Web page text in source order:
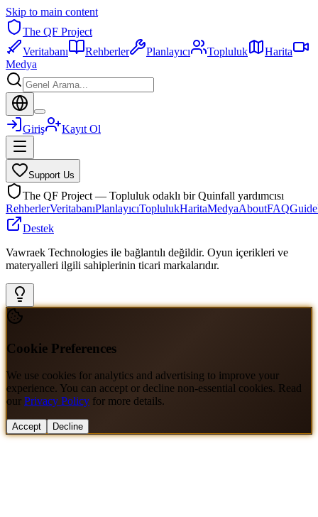
Skip to main content
The QF Project
Veritabanı
Rehberler Planlayıcı Topluluk
Harita
Medya
Giriş Kayıt Ol
Support Us
The QF Project — Topluluk odaklı bir Quinfall yardımcısı
RehberlerVeritabanıPlanlayıcıToplulukHaritaMedyaAboutFAQ
Destek
Vawraek Technologies ile bağlantılı değildir. Oyun içerikleri ve
materyalleri ilgili sahiplerinin ticari markalarıdır.
Cookie Preferences
We use cookies for analytics and advertising to improve your
experience. You can accept or decline non-essential cookies. Read
our Privacy Policy for more details.
Accept Decline